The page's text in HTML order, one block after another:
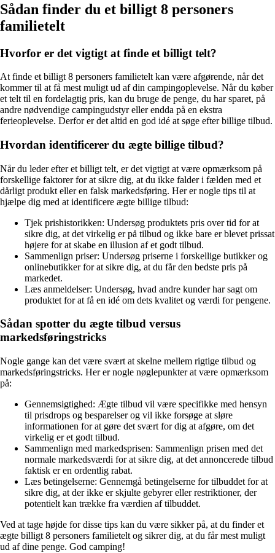
Sådan finder du et billigt 8 personers
familietelt
Hvorfor er det vigtigt at finde et billigt telt?
At finde et billigt 8 personers familietelt kan være afgørende, når det
kommer til at få mest muligt ud af din campingoplevelse. Når du køber
et telt til en fordelagtig pris, kan du bruge de penge, du har sparet, på
andre nødvendige campingudstyr eller endda på en ekstra
ferieoplevelse. Derfor er det altid en god idé at søge efter billige tilbud.
Hvordan identificerer du ægte billige tilbud?
Når du leder efter et billigt telt, er det vigtigt at være opmærksom på
forskellige faktorer for at sikre dig, at du ikke falder i fælden med et
dårligt produkt eller en falsk markedsføring. Her er nogle tips til at
hjælpe dig med at identificere ægte billige tilbud:
Tjek prishistorikken: Undersøg produktets pris over tid for at
sikre dig, at det virkelig er på tilbud og ikke bare er blevet prissat
højere for at skabe en illusion af et godt tilbud.
Sammenlign priser: Undersøg priserne i forskellige butikker og
onlinebutikker for at sikre dig, at du får den bedste pris på
markedet.
Læs anmeldelser: Undersøg, hvad andre kunder har sagt om
produktet for at få en idé om dets kvalitet og værdi for pengene.
Sådan spotter du ægte tilbud versus
markedsføringstricks
Nogle gange kan det være svært at skelne mellem rigtige tilbud og
markedsføringstricks. Her er nogle nøglepunkter at være opmærksom
på:
Gennemsigtighed: Ægte tilbud vil være specifikke med hensyn
til prisdrops og besparelser og vil ikke forsøge at sløre
informationen for at gøre det svært for dig at afgøre, om det
virkelig er et godt tilbud.
Sammenlign med markedsprisen: Sammenlign prisen med det
normale markedsværdi for at sikre dig, at det annoncerede tilbud
faktisk er en ordentlig rabat.
Læs betingelserne: Gennemgå betingelserne for tilbuddet for at
sikre dig, at der ikke er skjulte gebyrer eller restriktioner, der
potentielt kan trække fra værdien af tilbuddet.
Ved at tage højde for disse tips kan du være sikker på, at du finder et
ægte billigt 8 personers familietelt og sikrer dig, at du får mest muligt
ud af dine penge. God camping!